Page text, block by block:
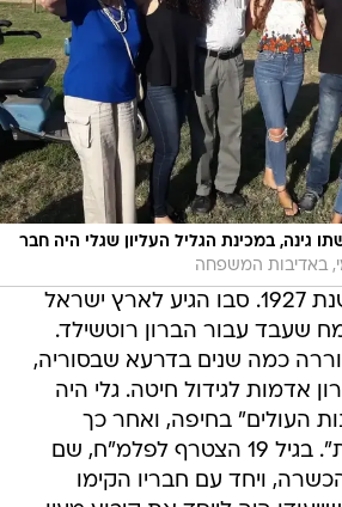
גינה, במכינת הגליל העליון שגלי היה חבר
באדיבות המשפחה
גלי נולד בחיפה בשנת 1927. סבו הגיע לארץ ישראל
שעבד עבור הברון רוטשילד.
כמה שנים בדרעא שבסוריה,
אדמות לגידול חיטה. גלי היה
העולים" בחיפה, ואחר כך
ב"תנועה המאוחדת". בגיל 19 הצטרף לפלמ"ח, שם
ויחד עם חבריו הקימו